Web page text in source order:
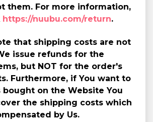
them. For more information,
https://nuubu.com/return.
that shipping costs are not
issue refunds for the
but NOT for the order's
Furthermore, if You want to
bought on the Website You
the shipping costs which
by Us.